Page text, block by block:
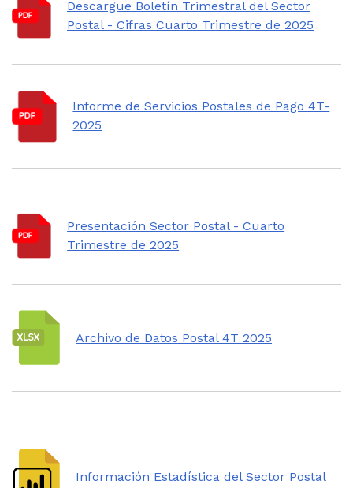
Descargue Boletín Trimestral del Sector
Postal - Cifras Cuarto Trimestre de 2025
Informe de Servicios Postales de Pago 4T-
2025
Presentación Sector Postal - Cuarto
Trimestre de 2025
Archivo de Datos Postal 4T 2025
Información Estadística del Sector Postal